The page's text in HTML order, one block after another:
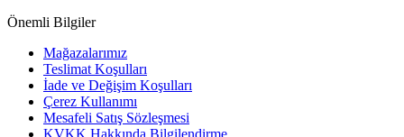
Önemli Bilgiler
Mağazalarımız
Teslimat Koşulları
İade ve Değişim Koşulları
Çerez Kullanımı
Mesafeli Satış Sözleşmesi
KVKK Hakkında Bilgilendirme